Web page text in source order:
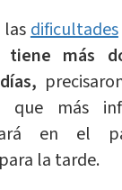
lasdificultades
tiene más
que más
en el
la tarde.